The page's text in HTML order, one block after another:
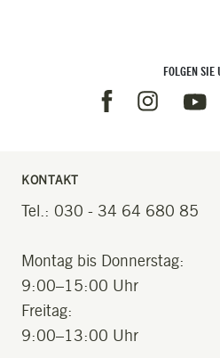
FOLGEN SIE
FacebookInstagram
KONTAKT
Tel.: 030 - 34 64 680 85
Montag bis Donnerstag:
9:00–15:00 Uhr
Freitag:
9:00–13:00 Uhr